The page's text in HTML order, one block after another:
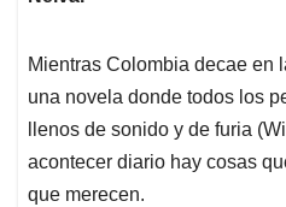
Mientras Colombia decae en
una novela donde todos los
llenos de sonido y de furia
acontecer diario hay cosas
que merecen.